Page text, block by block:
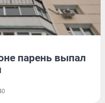
парень выпал